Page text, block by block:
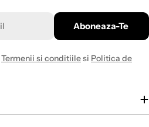
Aboneaza-Te
Termenii si conditiilesi Politica de